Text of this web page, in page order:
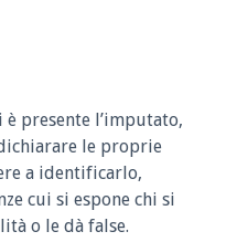
presente l’imputato,
le proprie
a identificarlo,
cui si espone chi si
o le dà false.